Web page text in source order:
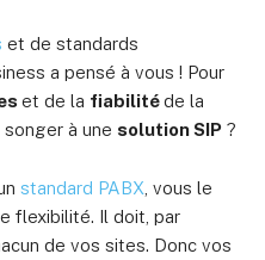
et de standards
a pensé à vous ! Pour
et de la fiabilitéde la
à une solution SIP ?
standard PABX , vous le
flexibilité. Il doit, par
de vos sites. Donc vos